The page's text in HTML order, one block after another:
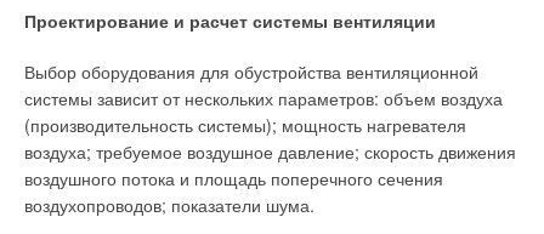
Проектирование и расчет системы вентиляции
Выбор оборудования для обустройства вентиляционной
системы зависит от нескольких параметров: объем воздуха
(производительность системы); мощность нагревателя
воздуха; требуемое воздушное давление; скорость движения
воздушного потока и площадь поперечного сечения
воздухопроводов; показатели шума.